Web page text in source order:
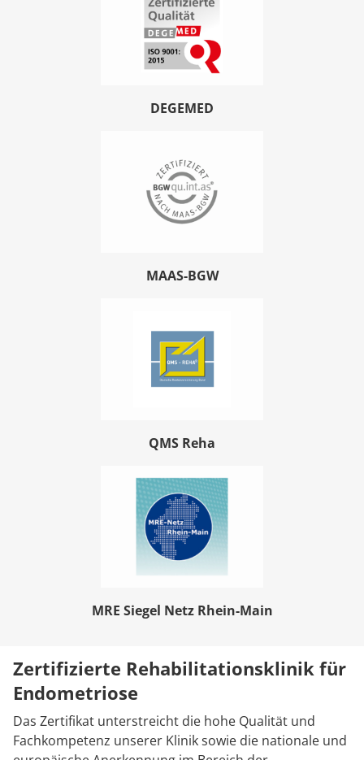
DEGEMED
MAAS-BGW
QMS Reha
MRE Siegel Netz Rhein-Main
Zertifizierte Rehabilitationsklinik für
Endometriose
Das Zertifikat unterstreicht die hohe Qualität und
Fachkompetenz unserer Klinik sowie die nationale und